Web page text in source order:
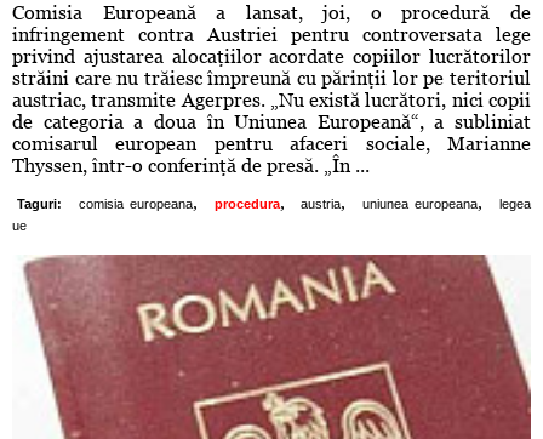
Comisia Europeană a lansat, joi, o procedură de
infringement contra Austriei pentru controversata lege
privind ajustarea alocaţiilor acordate copiilor lucrătorilor
străini care nu trăiesc împreună cu părinţii lor pe teritoriul
austriac, transmite Agerpres. „Nu există lucrători, nici copii
de categoria a doua în Uniunea Europeană“, a subliniat
comisarul european pentru afaceri sociale, Marianne
Thyssen, într-o conferinţă de presă. „În ...
Taguri: comisia europeana, procedura, austria, uniunea europeana,
legea
ue